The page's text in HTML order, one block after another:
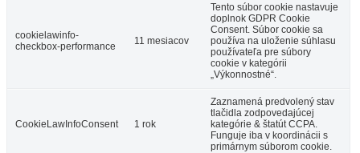
cookielawinfo-
checkbox-performance
11 mesiacov
Tento súbor cookie nastavuje
doplnok GDPR Cookie
Consent. Súbor cookie sa
používa na uloženie súhlasu
používateľa pre súbory
cookie v kategórii
„Výkonnostné“.
CookieLawInfoConsent 1 rok
Zaznamená predvolený stav
tlačidla zodpovedajúcej
kategórie & štatút CCPA.
Funguje iba v koordinácii s
primárnym súborom cookie.